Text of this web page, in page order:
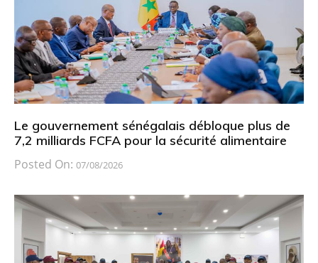
Le gouvernement sénégalais débloque plus de
7,2 milliards FCFA pour la sécurité alimentaire
Posted On: 07/08/2026